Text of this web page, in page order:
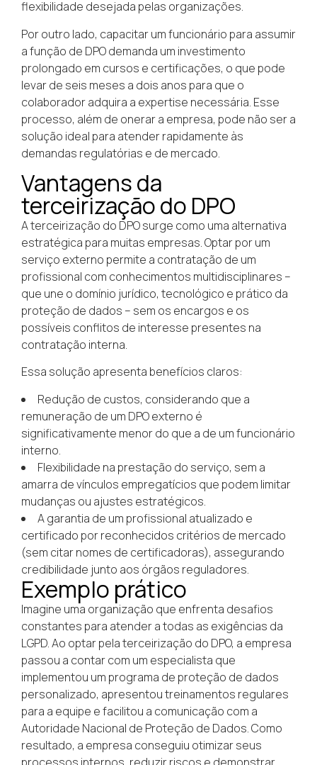
flexibilidade desejada pelas organizações.
Por outro lado, capacitar um funcionário para assumir
a função de DPO demanda um investimento
prolongado em cursos e certificações, o que pode
levar de seis meses a dois anos para que o
colaborador adquira a expertise necessária. Esse
processo, além de onerar a empresa, pode não ser a
solução ideal para atender rapidamente às
demandas regulatórias e de mercado.
Vantagens da
terceirização do DPO
A terceirização do DPO surge como uma alternativa
estratégica para muitas empresas. Optar por um
serviço externo permite a contratação de um
profissional com conhecimentos multidisciplinares –
que une o domínio jurídico, tecnológico e prático da
proteção de dados – sem os encargos e os
possíveis conflitos de interesse presentes na
contratação interna.
Essa solução apresenta benefícios claros:
Redução de custos, considerando que a
remuneração de um DPO externo é
significativamente menor do que a de um funcionário
interno.
Flexibilidade na prestação do serviço, sem a
amarra de vínculos empregatícios que podem limitar
mudanças ou ajustes estratégicos.
A garantia de um profissional atualizado e
certificado por reconhecidos critérios de mercado
(sem citar nomes de certificadoras), assegurando
credibilidade junto aos órgãos reguladores.
Exemplo prático
Imagine uma organização que enfrenta desafios
constantes para atender a todas as exigências da
LGPD. Ao optar pela terceirização do DPO, a empresa
passou a contar com um especialista que
implementou um programa de proteção de dados
personalizado, apresentou treinamentos regulares
para a equipe e facilitou a comunicação com a
Autoridade Nacional de Proteção de Dados. Como
resultado, a empresa conseguiu otimizar seus